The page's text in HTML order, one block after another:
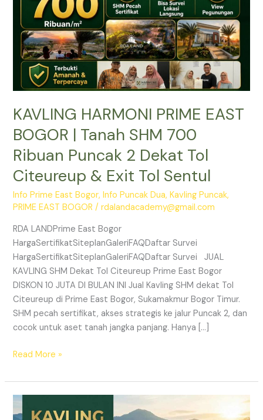
KAVLING HARMONI PRIME EAST
BOGOR | Tanah SHM 700
Ribuan Puncak 2 Dekat Tol
Citeureup & Exit Tol Sentul
Info Prime East Bogor,Info Puncak Dua,Kavling Puncak,
PRIME EAST BOGOR /rdalandacademy@gmail.com
RDA LANDPrime East Bogor
HargaSertifikatSiteplanGaleriFAQDaftar Survei
HargaSertifikatSiteplanGaleriFAQDaftar Survei JUAL
KAVLING SHM Dekat Tol Citeureup Prime East Bogor
DISKON 10 JUTA DI BULAN INI Jual Kavling SHM dekat Tol
Citeureup di Prime East Bogor, Sukamakmur Bogor Timur.
SHM pecah sertifikat, akses strategis ke jalur Puncak 2, dan
cocok untuk aset tanah jangka panjang. Hanya […]
700
Ribuan
Puncak
Dekat
Citeureup
Exit
Tol
Read More »
HARMONI
PRIME